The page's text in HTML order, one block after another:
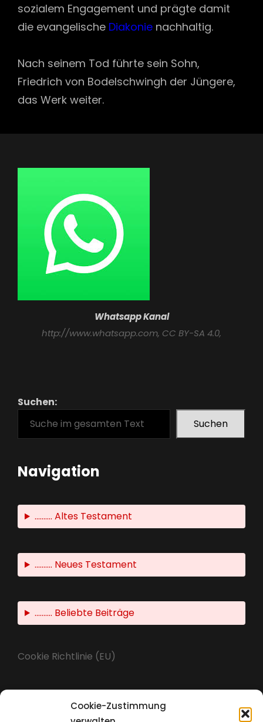
Cookie-Zustimmung
sozialem Engagement und prägte damit
die evangelische Diakonie nachhaltig.
Nach seinem Tod führte sein Sohn,
Friedrich von Bodelschwingh der Jüngere,
das Werk weiter.
Whatsapp Kanal
http://www.whatsapp.com, CC BY-SA 4.0,
Suchen:
Suchen
Navigation
.......... Altes Testament
.......... Neues Testament
.......... Beliebte Beiträge
Cookie Richtlinie (EU)